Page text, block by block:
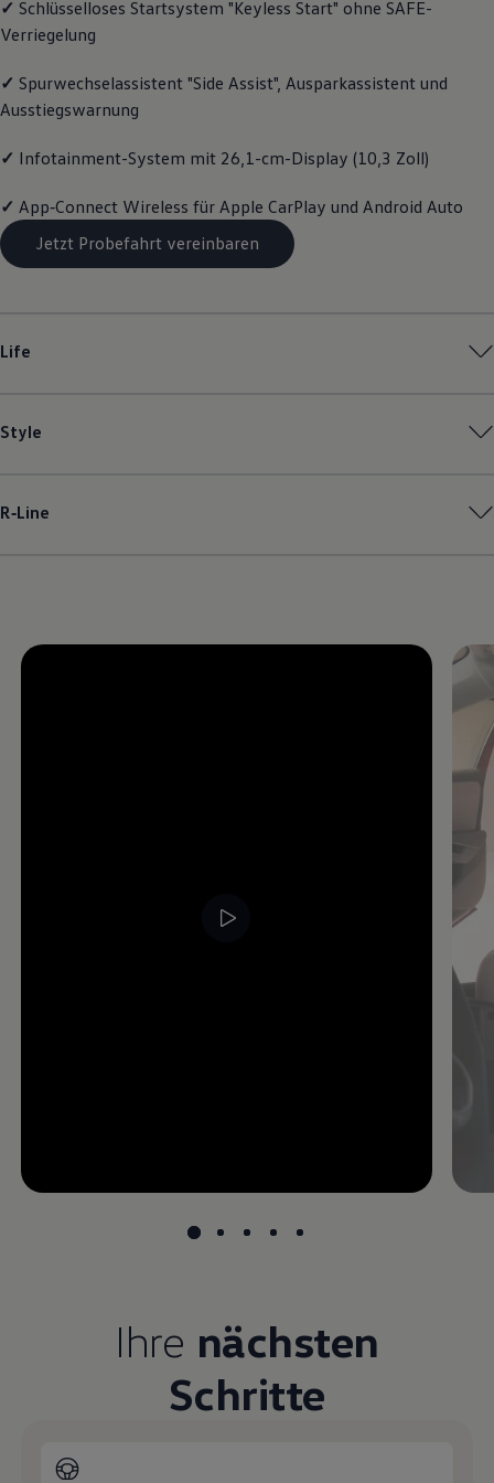
Motorenöl und Flüssigkeiten
Economy Service
Volkswagen Teile
Zubehör
Schutz und Pflege
Entertainment und Elektronik
Individualisieren
Wallbox und Ladekabel
Digitale Extras
Dienste für Ihr Modell finden
✓ Schlüsselloses Startsystem "Keyless Start" ohne SAFE-
Verriegelung
✓ Spurwechselassistent "Side Assist", Ausparkassistent und
Ausstiegswarnung
✓ Infotainment-System mit 26,1-cm-Display (10,3 Zoll)
✓ App‑Connect Wireless für Apple CarPlay und Android Auto
Jetzt Probefahrt vereinbaren
Life
Style
R‑Line
Ihre nächsten
Schritte